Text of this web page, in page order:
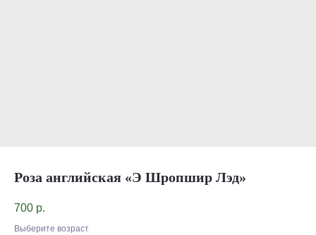
Роза английская «Э Шропшир Лэд»
700 р.
Выберите возраст